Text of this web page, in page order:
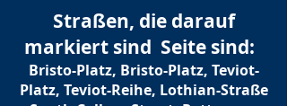
Straßen, die darauf
markiert sind Seite sind:
Bristo-Platz, Bristo-Platz, Teviot-
Platz, Teviot-Reihe, Lothian-Straße